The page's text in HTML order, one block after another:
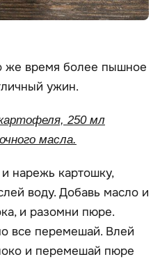
же время более пышное
ужин.
250 мл
масла.
нарежь картошку,
воду. Добавь масло и
и разомни пюре.
все перемешай. Влей
и перемешай пюре